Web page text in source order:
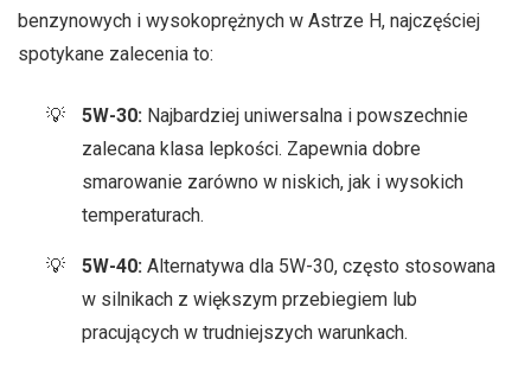
benzynowych i wysokoprężnych w Astrze H, najczęściej
spotykane zalecenia to:
5W-30: Najbardziej uniwersalna i powszechnie
zalecana klasa lepkości. Zapewnia dobre
smarowanie zarówno w niskich, jak i wysokich
temperaturach.
5W-40: Alternatywa dla 5W-30, często stosowana
w silnikach z większym przebiegiem lub
pracujących w trudniejszych warunkach.